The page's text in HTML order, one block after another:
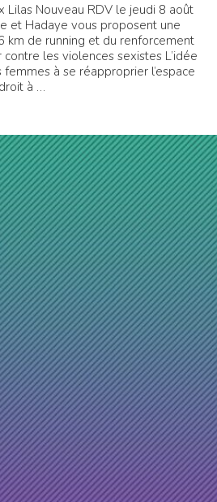
Lilas Nouveau RDV le jeudi 8 août
et Hadaye vous proposent une
km de running et du renforcement
contre les violences sexistes L’idée
à se réapproprier l’espace
à …